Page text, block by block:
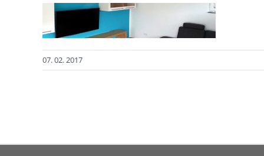
07. 02. 2017